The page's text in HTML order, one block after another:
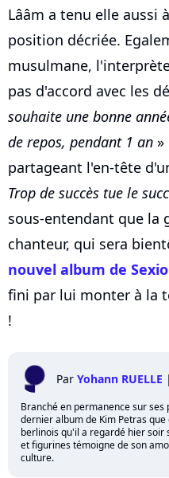
Lââm a tenu elle aussi
position décriée.
musulmane,
pas d'accord avec les
souhaite une bonne
de repos, pendant 1 an
partageant l'en-tête
Trop de succès tue le
sous-entendant que la
chanteur, qui sera
nouvel album de
fini par lui monter à la
!
Par Yohann RUELLE |
Branché en permanence sur
dernier album de Kim Petras
berlinois qu'il a regardé hier soir
et figurines témoigne de son
culture.